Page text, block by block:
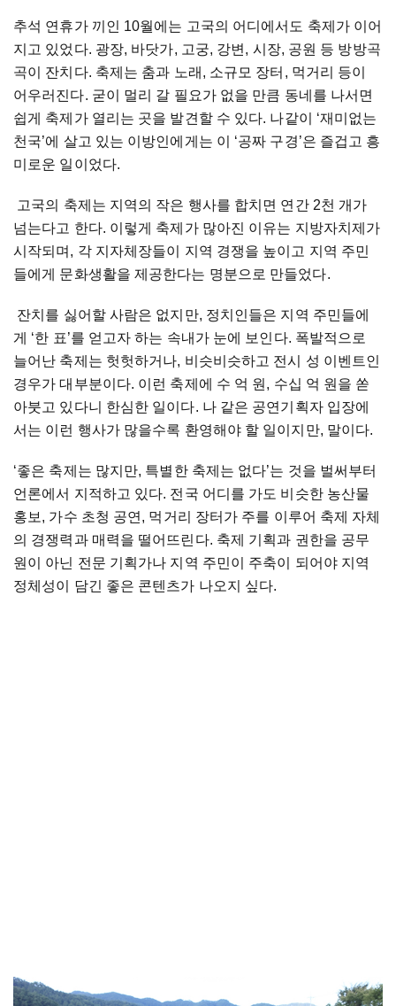
추석 연휴가 끼인 10월에는 고국의 어디에서도 축제가 이어
지고 있었다. 광장, 바닷가, 고궁, 강변, 시장, 공원 등 방방곡
곡이 잔치다. 축제는 춤과 노래, 소규모 장터, 먹거리 등이
어우러진다. 굳이 멀리 갈 필요가 없을 만큼 동네를 나서면
쉽게 축제가 열리는 곳을 발견할 수 있다. 나같이 ‘재미없는
천국’에 살고 있는 이방인에게는 이 ‘공짜 구경’은 즐겁고 흥
미로운 일이었다.
고국의 축제는 지역의 작은 행사를 합치면 연간 2천 개가
넘는다고 한다. 이렇게 축제가 많아진 이유는 지방자치제가
시작되며, 각 지자체장들이 지역 경쟁을 높이고 지역 주민
들에게 문화생활을 제공한다는 명분으로 만들었다.
잔치를 싫어할 사람은 없지만, 정치인들은 지역 주민들에
게 ‘한 표’를 얻고자 하는 속내가 눈에 보인다. 폭발적으로
늘어난 축제는 헛헛하거나, 비슷비슷하고 전시 성 이벤트인
경우가 대부분이다. 이런 축제에 수 억 원, 수십 억 원을 쏟
아붓고 있다니 한심한 일이다. 나 같은 공연기획자 입장에
서는 이런 행사가 많을수록 환영해야 할 일이지만, 말이다.
‘좋은 축제는 많지만, 특별한 축제는 없다’는 것을 벌써부터
언론에서 지적하고 있다. 전국 어디를 가도 비슷한 농산물
홍보, 가수 초청 공연, 먹거리 장터가 주를 이루어 축제 자체
의 경쟁력과 매력을 떨어뜨린다. 축제 기획과 권한을 공무
원이 아닌 전문 기획가나 지역 주민이 주축이 되어야 지역
정체성이 담긴 좋은 콘텐츠가 나오지 싶다.